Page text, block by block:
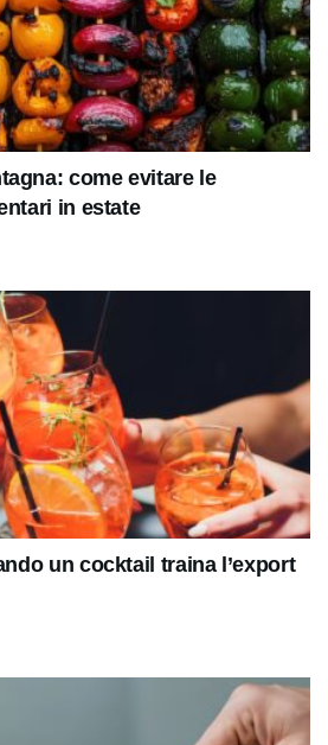
come evitare le
in estate
un cocktail traina l’export